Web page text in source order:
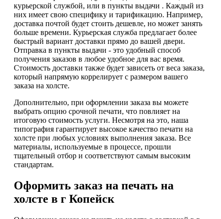
курьерской службой, или в пункты выдачи . Каждый из
них имеет свою специфику и тарификацию. Например,
доставка почтой будет стоить дешевле, но может занять
больше времени. Курьерская служба предлагает более
быстрый вариант доставки прямо до вашей двери.
Отправка в пункты выдачи - это удобный способ
получения заказов в любое удобное для вас время.
Стоимость доставки также будет зависеть от веса заказа,
который напрямую коррелирует с размером вашего
заказа на холсте.
Дополнительно, при оформлении заказа вы можете
выбрать опцию срочной печати, что повлияет на
итоговую стоимость услуги. Несмотря на это, наша
типография гарантирует высокое качество печати на
холсте при любых условиях выполнения заказа. Все
материалы, используемые в процессе, прошли
тщательный отбор и соответствуют самым высоким
стандартам.
Оформить заказ на печать на
холсте в г Копейск